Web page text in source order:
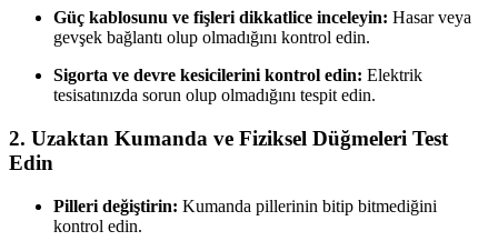
Güç kablosunu ve fişleri dikkatlice inceleyin: Hasar veya
gevşek bağlantı olup olmadığını kontrol edin.
Sigorta ve devre kesicilerini kontrol edin: Elektrik
tesisatınızda sorun olup olmadığını tespit edin.
2. Uzaktan Kumanda ve Fiziksel Düğmeleri Test
Edin
Pilleri değiştirin: Kumanda pillerinin bitip bitmediğini
kontrol edin.